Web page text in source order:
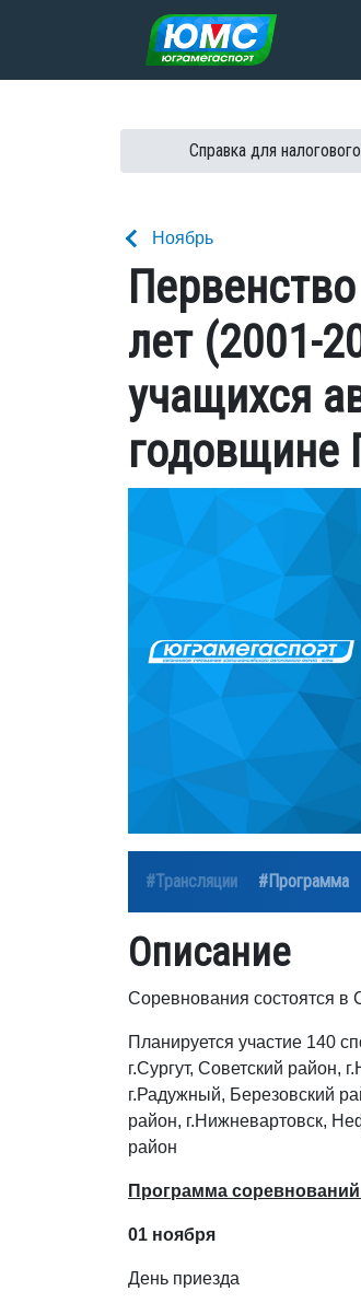
Перейти к содержанию
Справка для
Ноябрь
лет (2001-
учащихся
годовщине
#Трансляции #Программа
Описание
Соревнования состоятся
Планируется участие 140
г.Сургут, Советский район,
г.Радужный, Березовский
район, г.Нижневартовск,
район
Программа
01 ноября
День приезда